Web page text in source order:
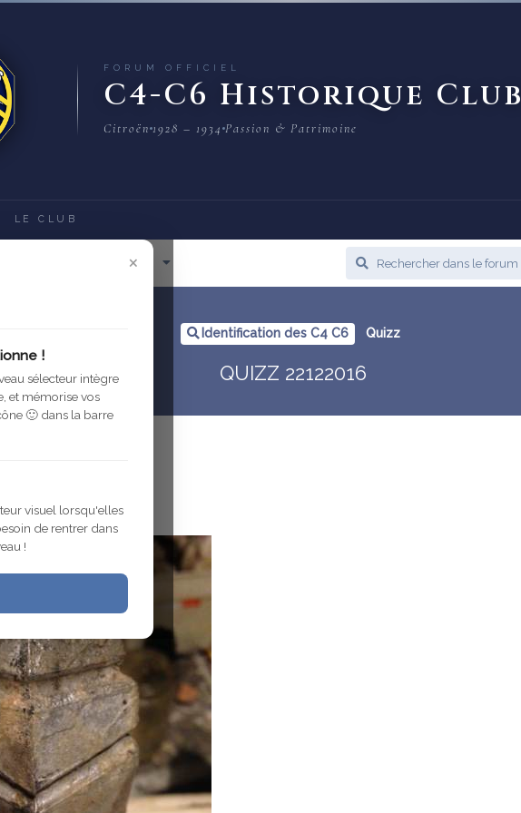
FORUM OFFICIEL
C4-C6 Historique Club
Citroën 1928 – 1934 Passion & Patrimoine
LE CLUB
×
!
sélecteur intègre
et mémorise vos
🙂 dans la barre
visuel lorsqu'elles
de rentrer dans
!
Accès Rapide
Identification des C4 C6 Quizz
QUIZZ 22122016